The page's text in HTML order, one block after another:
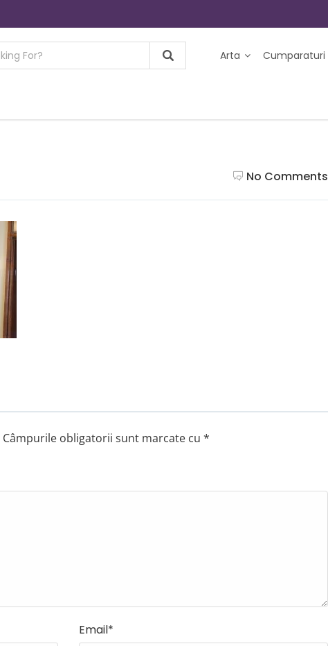
Arta Cumparaturi
No Comments
Câmpurile obligatorii sunt marcate cu *
Email*